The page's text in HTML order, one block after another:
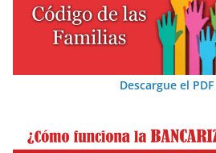
Descargue el